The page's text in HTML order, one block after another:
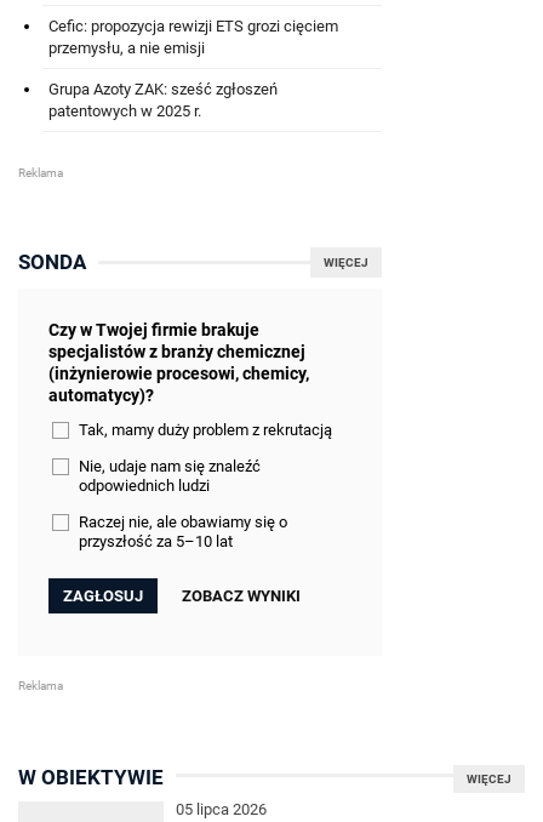
Cefic: propozycja rewizji ETS grozi cięciem
przemysłu, a nie emisji
Grupa Azoty ZAK: sześć zgłoszeń
patentowych w 2025 r.
WIĘCEJ
SONDA
Czy w Twojej firmie brakuje
specjalistów z branży chemicznej
(inżynierowie procesowi, chemicy,
automatycy)?
Tak, mamy duży problem z rekrutacją
Nie, udaje nam się znaleźć
odpowiednich ludzi
Raczej nie, ale obawiamy się o
przyszłość za 5–10 lat
ZOBACZ WYNIKI
WIĘCEJ
W OBIEKTYWIE
05 lipca 2026